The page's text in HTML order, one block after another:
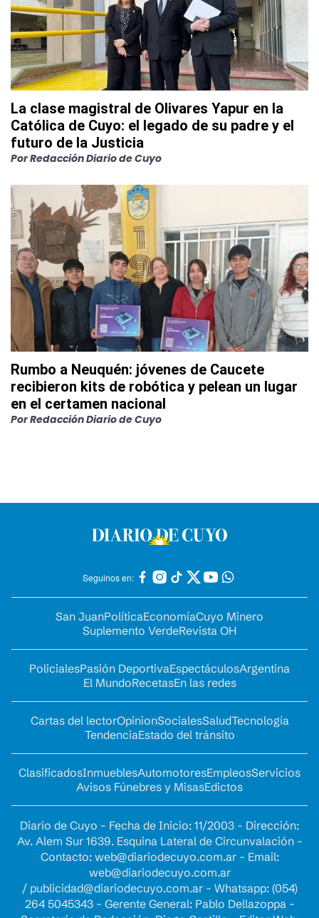
La clase magistral de Olivares Yapur en la
Católica de Cuyo: el legado de su padre y el
futuro de la Justicia
PorRedacción Diario de Cuyo
Rumbo a Neuquén: jóvenes de Caucete
recibieron kits de robótica y pelean un lugar
en el certamen nacional
PorRedacción Diario de Cuyo
Seguinos en:
San JuanPolíticaEconomíaCuyo Minero
Suplemento VerdeRevista OH
PolicialesPasión DeportivaEspectáculosArgentina
El MundoRecetasEn las redes
Cartas del lectorOpinionSocialesSaludTecnología
TendenciaEstado del tránsito
ClasificadosInmueblesAutomotoresEmpleosServicios
Avisos Fúnebres y MisasEdictos
Diario de Cuyo - Fecha de Inicio: 11/2003 - Dirección:
Av. Alem Sur 1639. Esquina Lateral de Circunvalación -
Contacto: web@diariodecuyo.com.ar- Email:
web@diariodecuyo.com.ar
/ publicidad@diariodecuyo.com.ar- Whatsapp: (054)
264 5045343 - Gerente General: Pablo Dellazoppa -